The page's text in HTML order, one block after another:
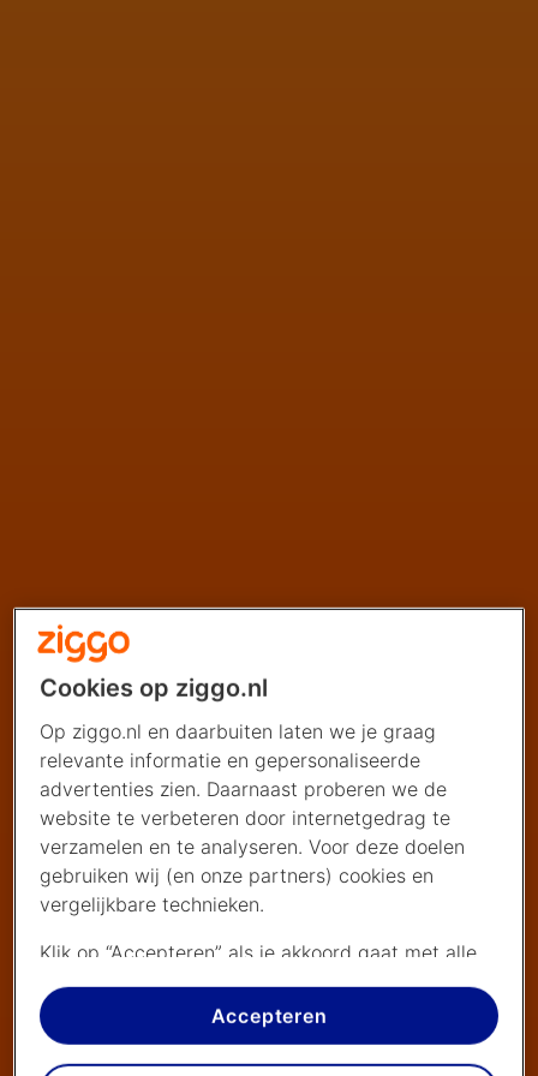
Cookies op ziggo.nl
Op ziggo.nl en daarbuiten laten we je graag
relevante informatie en gepersonaliseerde
advertenties zien. Daarnaast proberen we de
website te verbeteren door internetgedrag te
verzamelen en te analyseren. Voor deze doelen
gebruiken wij (en onze partners) cookies en
vergelijkbare technieken.
Klik op “Accepteren” als je akkoord gaat met alle
cookies. Kies je voor “Nee, liever niet”, dan
plaatsen we alleen strikt noodzakelijke cookies om
de website goed te laten werken. Dat betekent
dat we geen vormen van personalisatie
Accepteren